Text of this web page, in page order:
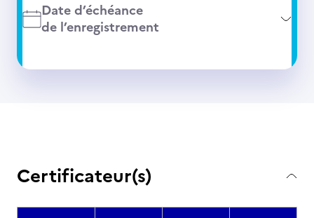
Date d’échéance
de l’enregistrement
Certificateur(s)